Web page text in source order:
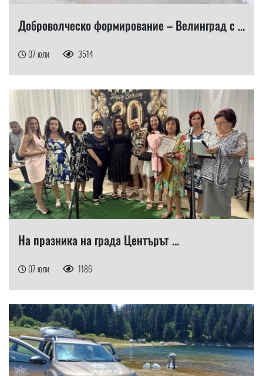
Доброволческо формирование – Велинград с ...
07 юли 3514
На празника на града Центърът ...
07 юли 1186